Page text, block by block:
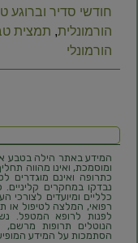
חודשי סדיר וברוגע
הורמונלית, תמצית
הורמונלי
המידע באתר הילה בטבע
ומוסמכת, ואינו מהווה
כתרופה ואינם מוגדרים
נבדקו במחקרים
כלליים ומיועדים לצורכי
רפואי, המלצה לטיפול או
לפנות לרופא המטפל.
הנוטלים תרופות
הסתמכות על המידע